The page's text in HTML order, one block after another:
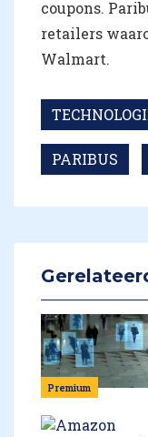
coupons.
retailers
Walmart.
PARIBUS
Premium